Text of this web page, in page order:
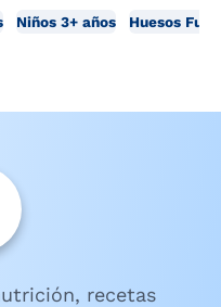
Niños 3+ años Huesos
recetas